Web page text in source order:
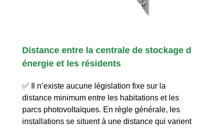
Distance entre la centrale de stockage d
énergie et les résidents
✅ Il n’existe aucune législation fixe sur la
distance minimum entre les habitations et les
parcs photovoltaïques. En règle générale, les
installations se situent à une distance qui varient